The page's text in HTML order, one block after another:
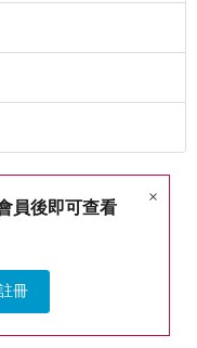
×
員後即可查看
冊